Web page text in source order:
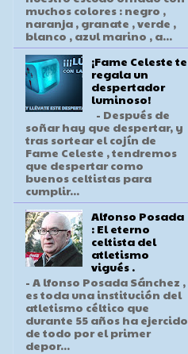
muchos colores : negro ,
naranja , granate , verde ,
blanco , azul marino , a...
¡Fame Celeste te
regala un
despertador
luminoso!
- Después de
soñar hay que despertar, y
tras sortear el cojín de
Fame Celeste , tendremos
que despertar como
buenos celtistas para
cumplir...
Alfonso Posada
: El eterno
celtista del
atletismo
vigués .
- A lfonso Posada Sánchez ,
es toda una institución del
atletismo céltico que
durante 55 años ha ejercido
de todo por el primer
depor...